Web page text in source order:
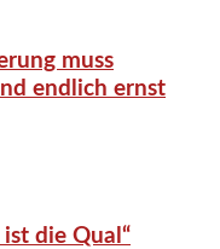
muss
endlich ernst
ist die Qual“